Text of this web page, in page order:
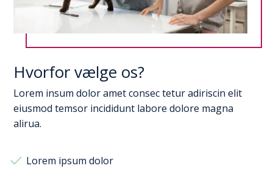
Hvorfor vælge os?
Lorem insum dolor amet consec tetur adiriscin elit
eiusmod temsor incididunt labore dolore magna
alirua.
Lorem ipsum dolor